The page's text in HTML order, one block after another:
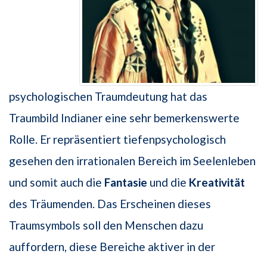
psychologischen Traumdeutung hat das
Traumbild Indianer eine sehr bemerkenswerte
Rolle. Er repräsentiert tiefenpsychologisch
gesehen den irrationalen Bereich im Seelenleben
und somit auch die Fantasie und die Kreativität
des Träumenden. Das Erscheinen dieses
Traumsymbols soll den Menschen dazu
auffordern, diese Bereiche aktiver in der